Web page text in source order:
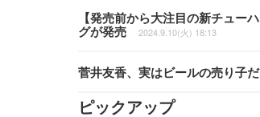
【発売前から大注目の新チュー
グが発売
2024.9.10(火) 18:13
菅井友香、実はビールの売り子
ピックアップ